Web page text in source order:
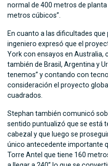
normal de 400 metros de
metros cúbicos”.
En cuanto a las dificultades que
ingeniero expresó que el
York con ensayos en Australia,
también de Brasil, Argentina y
tenemos” y contando con
consideración el proyecto
cuadrados.
Stephan también comunicó
sentido puntualizó que se está
cabezal y que luego se
único antecedente importante
Torre Antel que tiene 160